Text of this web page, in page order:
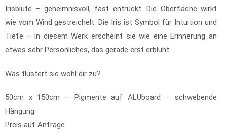
Irisblüte – geheimnisvoll, fast entrückt. Die Oberfläche wirkt
wie vom Wind gestreichelt. Die Iris ist Symbol für Intuition und
Tiefe – in diesem Werk erscheint sie wie eine Erinnerung an
etwas sehr Persönliches, das gerade erst erblüht.
Was flüstert sie wohl dir zu?
50cm x 150cm – Pigmente auf ALUboard – schwebende
Hängung:
Preis auf Anfrage